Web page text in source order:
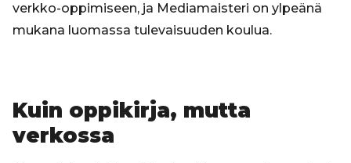
verkko-oppimiseen, ja Mediamaisteri on ylpeänä
mukana luomassa tulevaisuuden koulua.
Kuin oppikirja, mutta
verkossa